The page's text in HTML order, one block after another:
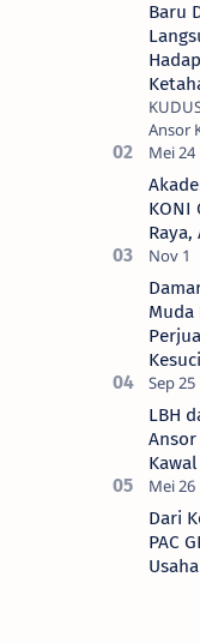
Baru
KUDUS,
Ansor
KONI
Muda
LBH
Ansor
Dari
PAC